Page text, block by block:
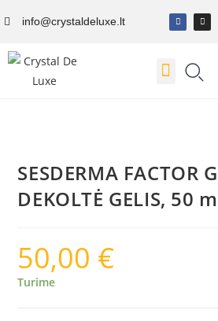
info@crystaldeluxe.lt
SESDERMA FACTOR
DEKOLTĖ GELIS, 50
50,00 €
Turime